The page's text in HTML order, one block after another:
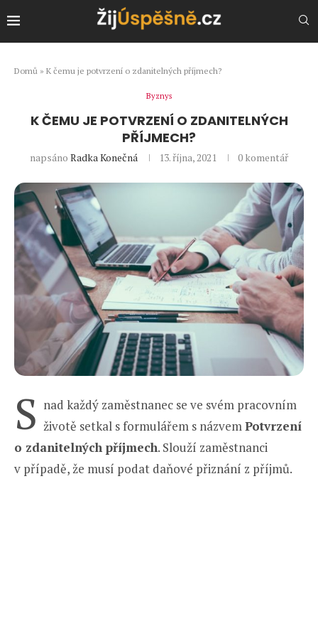
Domů » K čemu je potvrzení o zdanitelných příjmech?
Byznys
K ČEMU JE POTVRZENÍ O ZDANITELNÝCH
PŘÍJMECH?
napsáno Radka Konečná 13. října, 2021 0 komentář
S nad každý zaměstnanec se ve svém pracovním
životě setkal s formulářem s názvemPotvrzení
o zdanitelných příjmech. Slouží zaměstnanci
v případě, že musí podat daňové přiznání z příjmů.